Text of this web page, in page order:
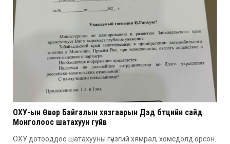
ОХУ-ын Өвөр Байгалын хязгаарын Дэд бүтцийн сайд
Монголоос шатахуун гуйв
ОХУ дотооддоо шатахууны гүнзгий хямрал, хомсдолд орсон.